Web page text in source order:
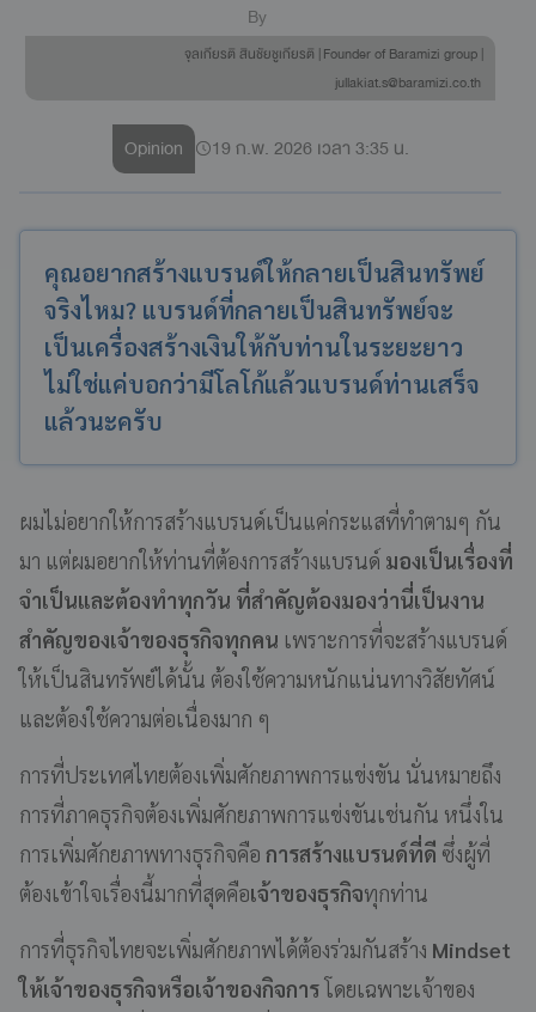
By
จุลเกียรติ สินชัยชูเกียรติ | Founder of Baramizi group |
jullakiat.s@baramizi.co.th
Opinion 19 ก.พ. 2026 เวลา 3:35 น.
คุณอยากสร้างแบรนด์ให้กลายเป็นสินทรัพย์
จริงไหม? แบรนด์ที่กลายเป็นสินทรัพย์จะ
เป็นเครื่องสร้างเงินให้กับท่านในระยะยาว
ไม่ใช่แค่บอกว่ามีโลโก้แล้วแบรนด์ท่านเสร็จ
แล้วนะครับ
ผมไม่อยากให้การสร้างแบรนด์เป็นแค่กระแสที่ทำตามๆ กัน
มา แต่ผมอยากให้ท่านที่ต้องการสร้างแบรนด์ มองเป็นเรื่องที่
จำเป็นและต้องทำทุกวัน ที่สำคัญต้องมองว่านี่เป็นงาน
สำคัญของเจ้าของธุรกิจทุกคน เพราะการที่จะสร้างแบรนด์
ให้เป็นสินทรัพย์ได้นั้น ต้องใช้ความหนักแน่นทางวิสัยทัศน์
และต้องใช้ความต่อเนื่องมาก ๆ
การที่ประเทศไทยต้องเพิ่มศักยภาพการแข่งขัน นั่นหมายถึง
การที่ภาคธุรกิจต้องเพิ่มศักยภาพการแข่งขันเช่นกัน หนึ่งใน
การเพิ่มศักยภาพทางธุรกิจคือ การสร้างแบรนด์ที่ดี ซึ่งผู้ที่
ต้องเข้าใจเรื่องนี้มากที่สุดคือเจ้าของธุรกิจทุกท่าน
การที่ธุรกิจไทยจะเพิ่มศักยภาพได้ต้องร่วมกันสร้าง Mindset
ให้เจ้าของธุรกิจหรือเจ้าของกิจการโดยเฉพาะเจ้าของ